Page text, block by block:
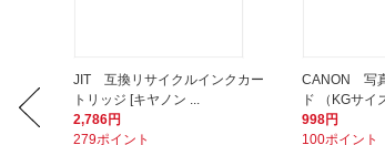
JIT 互換リサイクルインクカー
トリッジ [キヤノン ...
2,786円
279ポイント
CANON 写
ド （KGサイ
998円
100ポイント